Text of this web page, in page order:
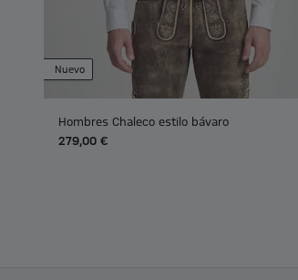
Nuevo
Hombres Chaleco estilo bávaro
279,00 €